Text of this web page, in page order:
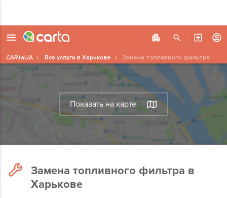
Показать на карте
CARtaUA Все услуги в Харькове Замена топливного фильтра
Замена топливного фильтра в
Харькове